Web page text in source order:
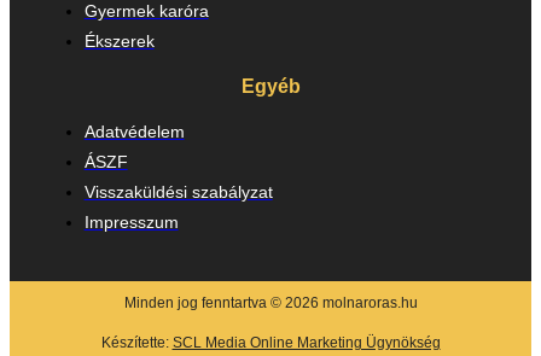
Gyermek karóra
Ékszerek
Egyéb
Adatvédelem
ÁSZF
Visszaküldési szabályzat
Impresszum
Minden jog fenntartva © 2026 molnaroras.hu
Készítette: SCL Media Online Marketing Ügynökség